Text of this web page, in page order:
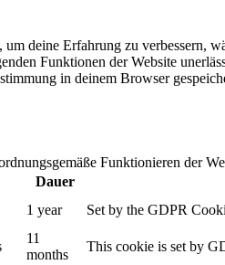
deine Erfahrung zu verbessern,
Funktionen der Website
in deinem Browser
Funktionieren der
Dauer
1 year Set by the GDPR
11
months
This cookie is set by